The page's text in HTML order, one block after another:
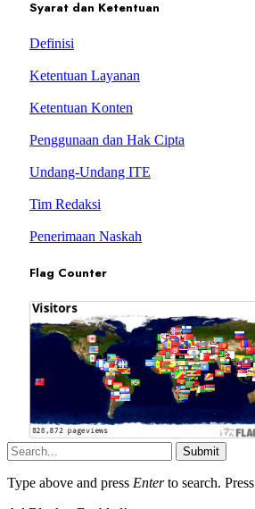
Syarat dan Ketentuan
Definisi
Ketentuan Layanan
Ketentuan Konten
Penggunaan dan Hak Cipta
Undang-Undang ITE
Tim Redaksi
Penerimaan Naskah
Flag Counter
Submit
Type above and press Enterto search. Press